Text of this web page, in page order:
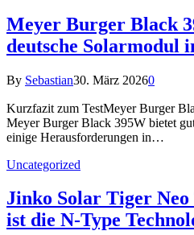
Meyer Burger Black
deutsche Solarmodul
By Sebastian30. März 20260
Kurzfazit zum TestMeyer Burger
Meyer Burger Black 395W bietet
einige Herausforderungen in…
Uncategorized
Jinko Solar Tiger
ist die N-Type